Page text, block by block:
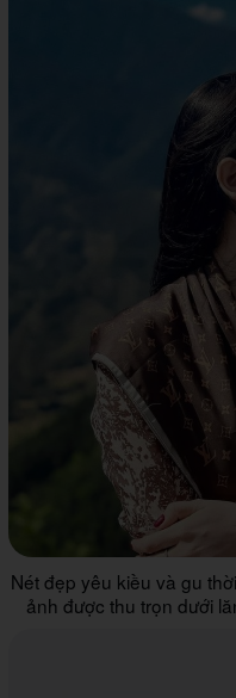
Nét đẹp yêu kiều và gu
ảnh được thu trọn dưới